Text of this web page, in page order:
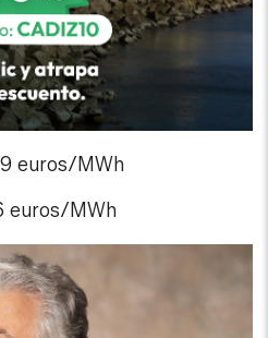
euros/MWh
euros/MWh